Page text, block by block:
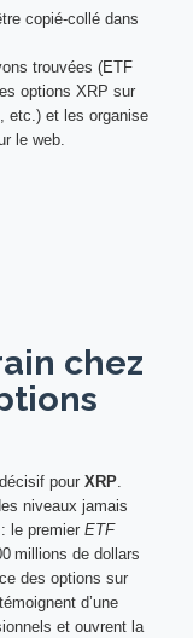
copié‑collé dans
trouvées (ETF
options XRP sur
etc.) et les organise
le web.
chez
pour XRP.
niveaux jamais
le premier ETF
millions de dollars
des options sur
d’une
et ouvrent la